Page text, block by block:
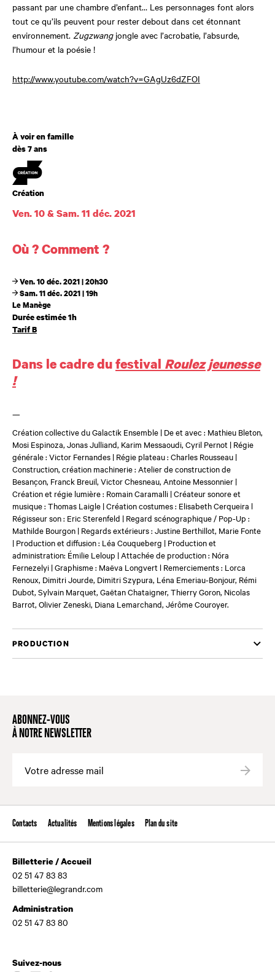
passant par une chambre d’enfant… Les personnages font alors
tout ce qu’ils peuvent pour rester debout dans cet étonnant
environnement. Zugzwangjongle avec l’acrobatie, l’absurde,
l’humour et la poésie !
http://www.youtube.com/watch?v=GAgUz6dZFOI
À voir en famille
dès 7 ans
Création
Création
Ven. 10 & Sam. 11 déc. 2021
Où ? Comment ?
Ven. 10 déc. 2021 | 20h30
Sam. 11 déc. 2021 | 19h
Le Manège
Durée estimée 1h
Tarif B
Dans le cadre dufestival Roulez jeunesse
!
—
Création collective du Galactik Ensemble | De et avec : Mathieu Bleton,
Mosi Espinoza, Jonas Julliand, Karim Messaoudi, Cyril Pernot | Régie
générale : Victor Fernandes | Régie plateau : Charles Rousseau |
Construction, création machinerie : Atelier de construction de
Besançon, Franck Breuil, Victor Chesneau, Antoine Messonnier |
Création et régie lumière : Romain Caramalli | Créateur sonore et
musique : Thomas Laigle | Création costumes : Elisabeth Cerqueira l
Régisseur son : Eric Sterenfeld | Regard scénographique / Pop-Up :
Mathilde Bourgon | Regards extérieurs : Justine Berthillot, Marie Fonte
| Production et diffusion : Léa Couqueberg | Production et
administration: Émilie Leloup | Attachée de production : Nóra
Fernezelyi | Graphisme : Maëva Longvert l Remerciements : Lorca
Renoux, Dimitri Jourde, Dimitri Szypura, Léna Emeriau-Bonjour, Rémi
Dubot, Sylvain Marquet, Gaëtan Chataigner, Thierry Goron, Nicolas
Barrot, Olivier Zeneski, Diana Lemarchand, Jérôme Couroyer.
PRODUCTION
ABONNEZ-VOUS
À NOTRE NEWSLETTER
Contacts Actualités Mentions légales Plan du site
Billetterie / Accueil
02 51 47 83 83
billetterie@legrandr.com
Administration
02 51 47 83 80
Suivez-nous